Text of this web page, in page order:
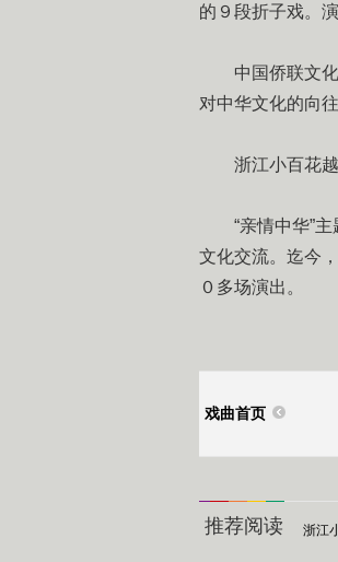
的９段折子戏。
中国侨联文化
对中华文化的向
浙江小百花越
“亲情中华”主
文化交流。迄今
０多场演出。
戏曲首页
推荐阅读 浙江